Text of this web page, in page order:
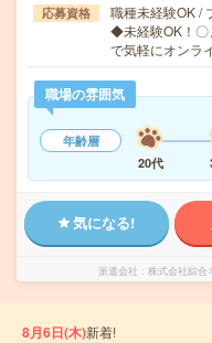
応募資格
職種未経験OK /
◆未経験OK！〇
で気軽にオンラ
職場の雰囲気
年齢層
20代
気になる!
派遣会社 株式会社綜合
8月6日(木)新着!